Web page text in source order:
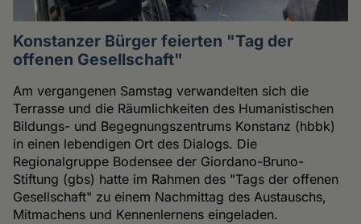
Konstanzer Bürger feierten "Tag der
offenen Gesellschaft"
Am vergangenen Samstag verwandelten sich die
Terrasse und die Räumlichkeiten des Humanistischen
Bildungs- und Begegnungszentrums Konstanz (hbbk)
in einen lebendigen Ort des Dialogs. Die
Regionalgruppe Bodensee der Giordano-Bruno-
Stiftung (gbs) hatte im Rahmen des "Tags der offenen
Gesellschaft" zu einem Nachmittag des Austauschs,
Mitmachens und Kennenlernens eingeladen.